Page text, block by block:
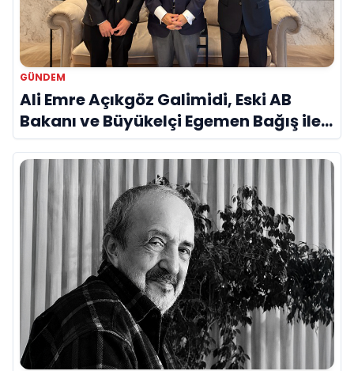
GÜNDEM
Ali Emre Açıkgöz Galimidi, Eski AB
Bakanı ve Büyükelçi Egemen Bağış ile
Bir Araya Geldi